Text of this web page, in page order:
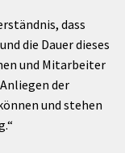
dass
die Dauer dieses
und Mitarbeiter
der
und stehen